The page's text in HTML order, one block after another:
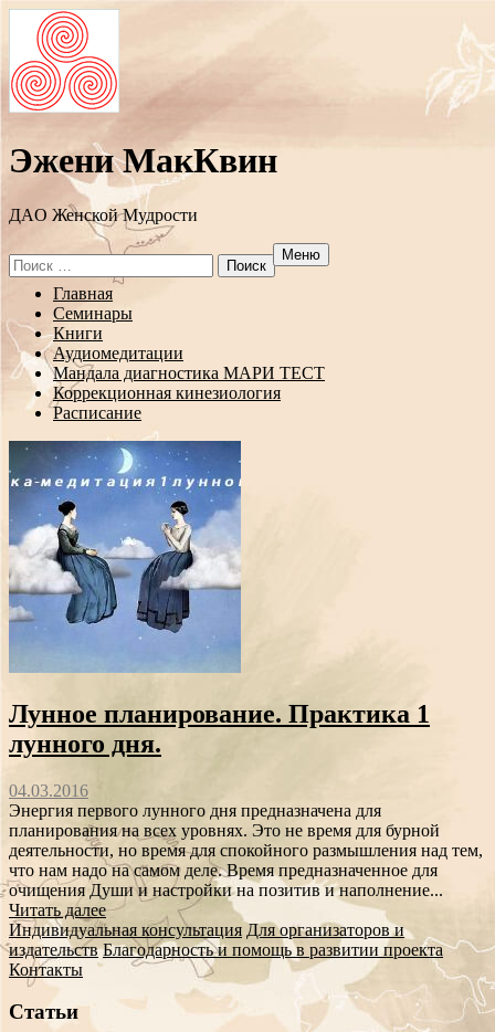
Эжени МакКвин
ДAO Женской Мудрости
Search
for:
Меню
Перейти
содержанию
Главная
Семинары
Книги
Аудиомедитации
Мандала диагностика МАРИ ТЕСТ
Коррекционная кинезиология
Расписание
Лунное планирование. Практика 1
лунного дня.
04.03.2016
Энергия первого лунного дня предназначена для
планирования на всех уровнях. Это не время для бурной
деятельности, но время для спокойного размышления над тем,
что нам надо на самом деле. Время предназначенное для
очищения Души и настройки на позитив и наполнение...
Читать далее
Индивидуальная консультация Для организаторов и
издательств Благодарность и помощь в развитии проекта
Контакты
Статьи